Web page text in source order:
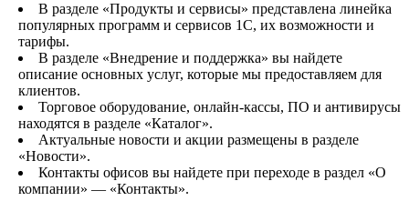
В разделе «Продукты и сервисы» представлена линейка
популярных программ и сервисов 1С, их возможности и
тарифы.
В разделе «Внедрение и поддержка» вы найдете
описание основных услуг, которые мы предоставляем для
клиентов.
Торговое оборудование, онлайн-кассы, ПО и антивирусы
находятся в разделе «Каталог».
Актуальные новости и акции размещены в разделе
«Новости».
Контакты офисов вы найдете при переходе в раздел «О
компании» — «Контакты».